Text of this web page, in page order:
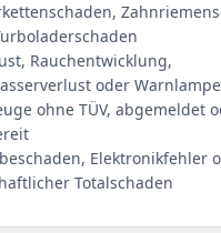
Rauchentwicklung,
oder
ohne TÜV, abgemeldet
Elektronikfehler
Totalschaden